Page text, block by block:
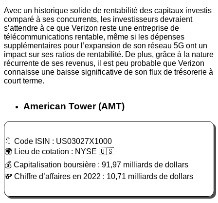
Avec un historique solide de rentabilité des capitaux investis
comparé à ses concurrents, les investisseurs devraient
s’attendre à ce que Verizon reste une entreprise de
télécommunications rentable, même si les dépenses
supplémentaires pour l’expansion de son réseau 5G ont un
impact sur ses ratios de rentabilité. De plus, grâce à la nature
récurrente de ses revenus, il est peu probable que Verizon
connaisse une baisse significative de son flux de trésorerie à
court terme.
American Tower (AMT)
🔖 Code ISIN : US03027X1000
🌍 Lieu de cotation : NYSE 🇺🇸
💰 Capitalisation boursière : 91,97 milliards de dollars
💸 Chiffre d’affaires en 2022 : 10,71 milliards de dollars